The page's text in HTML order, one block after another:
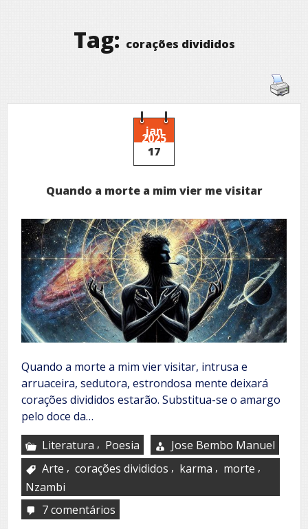
Tag: corações divididos
jan
2025
17
Quando a morte a mim vier me visitar
Quando a morte a mim vier visitar, intrusa e
arruaceira, sedutora, estrondosa mente deixará
corações divididos estarão. Substitua-se o amargo
pelo doce da…
Literatura , Poesia
Jose Bembo Manuel
Arte , corações divididos , karma , morte ,
Nzambi
7 comentários